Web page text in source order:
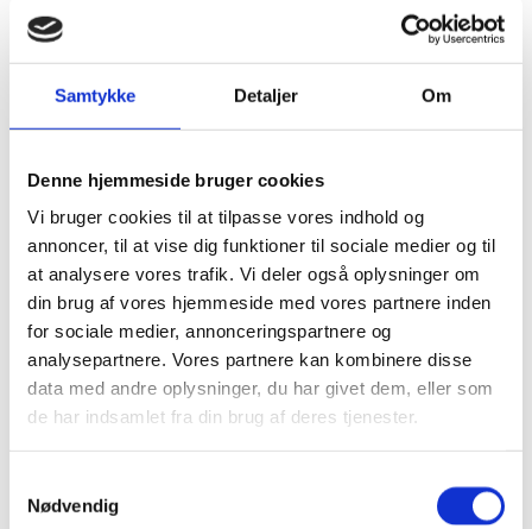
Samtykke Detaljer Om
Denne hjemmeside bruger cookies
Vi bruger cookies til at tilpasse vores indhold og
annoncer, til at vise dig funktioner til sociale medier og til
at analysere vores trafik. Vi deler også oplysninger om
din brug af vores hjemmeside med vores partnere inden
for sociale medier, annonceringspartnere og
analysepartnere. Vores partnere kan kombinere disse
data med andre oplysninger, du har givet dem, eller som
de har indsamlet fra din brug af deres tjenester.
Nødvendig
Bål og grill
Solcelleanlæg
Luksus have Pavilloner
Tilbehør til luksus pavilloner
Art Deco Have pavilloner
Hængekøjer
Parasoller
Stjernetelte
Redskabsskure
Rosenbuer
Plantiflex Drivhus
190 Serie
250 Serie
Polytunnel Drivhus
Folie væksthuse
Rundt om træet